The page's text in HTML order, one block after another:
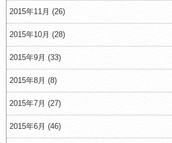
2015年11月 (26)
2015年10月 (28)
2015年9月 (33)
2015年8月 (8)
2015年7月 (27)
2015年6月 (46)